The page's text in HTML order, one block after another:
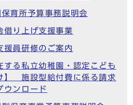
育所予算事務説明会
借り上げ支援事業
援員研修のご案内
する私立幼稚園・認定こども
】 施設型給付費に係る請求
ウンロード